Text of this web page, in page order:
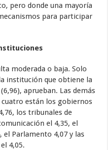
pero donde una mayoría
para participar
moderada o baja. Solo
institución que obtiene la
aprueban. Las demás
están los gobiernos
los tribunales de
el 4,35, el
el Parlamento 4,07 y las
4,05.